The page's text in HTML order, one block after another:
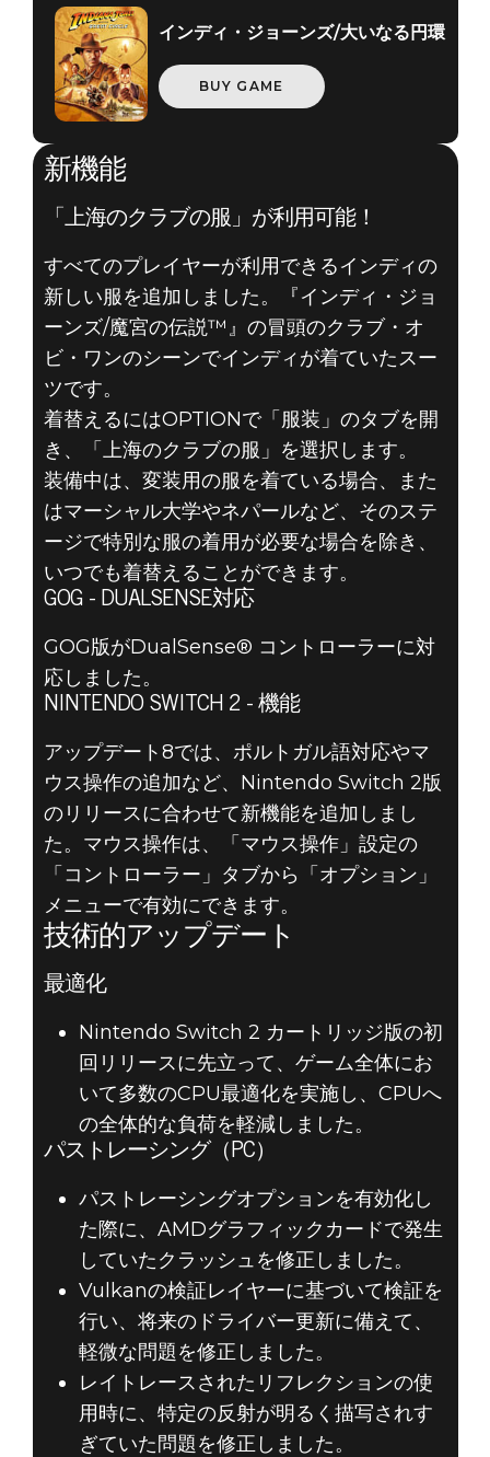
Indiana Jones and the Great Circle
2026年5月12日
インディ・ジョ
ーンズ/大いなる
円環™ –アップ
デート8
インディ・ジョーンズ/大いなる円環
BUY GAME
新機能
「上海のクラブの服」が利用可能！
すべてのプレイヤーが利用できるインディの
新しい服を追加しました。『インディ・ジョ
ーンズ/魔宮の伝説™』の冒頭のクラブ・オ
ビ・ワンのシーンでインディが着ていたスー
ツです。
着替えるにはOPTIONで「服装」のタブを開
き、「上海のクラブの服」を選択します。
装備中は、変装用の服を着ている場合、また
はマーシャル大学やネパールなど、そのステ
ージで特別な服の着用が必要な場合を除き、
いつでも着替えることができます。
GOG - DUALSENSE対応
GOG版がDualSense® コントローラーに対
応しました。
NINTENDO SWITCH 2 - 機能
アップデート8では、ポルトガル語対応やマ
ウス操作の追加など、Nintendo Switch 2版
のリリースに合わせて新機能を追加しまし
た。マウス操作は、「マウス操作」設定の
「コントローラー」タブから「オプション」
メニューで有効にできます。
技術的アップデート
最適化
Nintendo Switch 2 カートリッジ版の初
回リリースに先立って、ゲーム全体にお
いて多数のCPU最適化を実施し、CPUへ
の全体的な負荷を軽減しました。
パストレーシング（PC）
パストレーシングオプションを有効化し
た際に、AMDグラフィックカードで発生
していたクラッシュを修正しました。
Vulkanの検証レイヤーに基づいて検証を
行い、将来のドライバー更新に備えて、
軽微な問題を修正しました。
レイトレースされたリフレクションの使
用時に、特定の反射が明るく描写されす
ぎていた問題を修正しました。